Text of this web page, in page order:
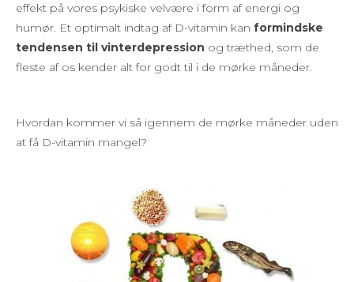
effekt på vores psykiske velvære i form af energi og
humør. Et optimalt indtag af D-vitamin kan formindske
tendensen til vinterdepression og træthed, som de
fleste af os kender alt for godt til i de mørke måneder.
Hvordan kommer vi så igennem de mørke måneder uden
at få D-vitamin mangel?